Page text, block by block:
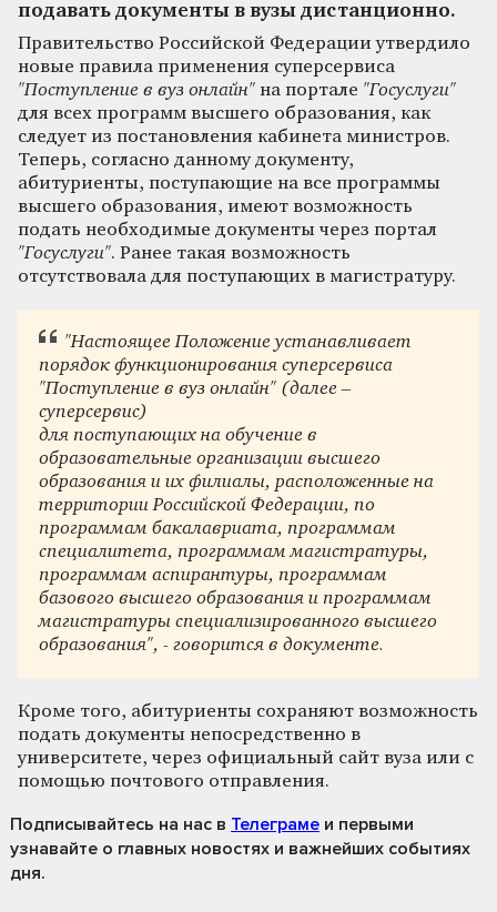
подавать документы в вузы дистанционно.
Правительство Российской Федерации утвердило
новые правила применения суперсервиса
"Поступление в вуз онлайн" на портале "Госуслуги"
для всех программ высшего образования, как
следует из постановления кабинета министров.
Теперь, согласно данному документу,
абитуриенты, поступающие на все программы
высшего образования, имеют возможность
подать необходимые документы через портал
"Госуслуги". Ранее такая возможность
отсутствовала для поступающих в магистратуру.
"Настоящее Положение устанавливает
порядок функционирования суперсервиса
"Поступление в вуз онлайн" (далее –
суперсервис)
для поступающих на обучение в
образовательные организации высшего
образования и их филиалы, расположенные на
территории Российской Федерации, по
программам бакалавриата, программам
специалитета, программам магистратуры,
программам аспирантуры, программам
базового высшего образования и программам
магистратуры специализированного высшего
образования", - говорится в документе.
Кроме того, абитуриенты сохраняют возможность
подать документы непосредственно в
университете, через официальный сайт вуза или с
помощью почтового отправления.
Подписывайтесь на нас в Телеграме и первыми
узнавайте о главных новостях и важнейших событиях
дня.